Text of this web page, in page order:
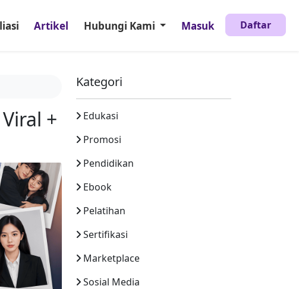
Artikel Hubungi Kami Masuk Daftar
+
Kategori
Edukasi
Promosi
Pendidikan
Ebook
Pelatihan
Sertifikasi
Marketplace
Sosial Media